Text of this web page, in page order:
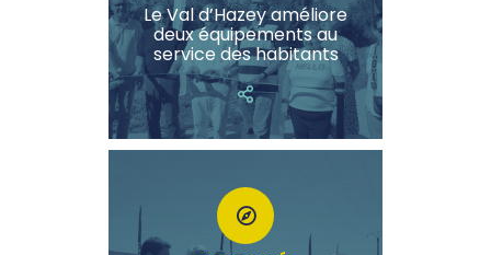
Le Val d’Hazey améliore
deux équipements au
service des habitants